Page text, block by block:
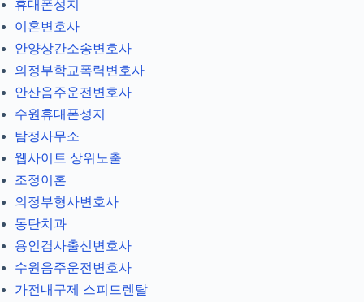
휴대폰성지
이혼변호사
안양상간소송변호사
의정부학교폭력변호사
안산음주운전변호사
수원휴대폰성지
탐정사무소
웹사이트 상위노출
조정이혼
의정부형사변호사
동탄치과
용인검사출신변호사
수원음주운전변호사
가전내구제 스피드렌탈